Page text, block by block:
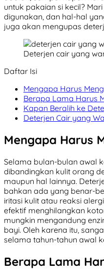
untuk pakaian si kecil?
digunakan, dan hal-hal
juga akan mengupas
Deterjen cair yang
Daftar Isi
Mengapa Harus
Berapa Lama Harus
Kapan Beralih ke
Deterjen Cair yang
Mengapa Harus
Selama bulan-bulan awal
dibandingkan kulit orang
maupun hal lainnya.
bahkan ada yang benar-
iritasi kulit atau reaksi
efektif menghilangkan
mungkin mengandung
bayi. Oleh karena itu,
selama tahun-tahun awal
Berapa Lama